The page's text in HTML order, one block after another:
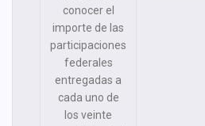
conocer el
importe de las
participaciones
federales
entregadas a
cada uno de
los veinte